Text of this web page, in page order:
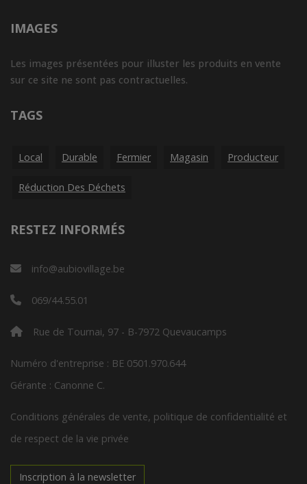
IMAGES
Les images présentées pour illuster les produits en vente
sur ce site ne sont pas contractuelles.
TAGS
Local Durable Fermier Magasin Producteur
Réduction Des Déchets
RESTEZ INFORMÉS
info@aubiovillage.be
069/44.55.01
Rue de Tournai, 97 - B-7972 Quevaucamps
Numéro d'entreprise : BE 0501.970.644
Gérante : Canonne C.
Conditions générales de vente, politique de confidentialité et
de respect de la vie privée
Inscription à la newsletter